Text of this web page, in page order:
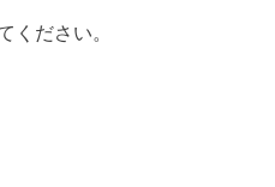
ください。